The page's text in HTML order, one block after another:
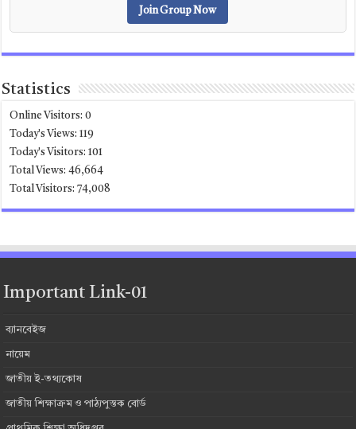
Join Group Now
Statistics
Online Visitors:0
Today's Views:119
Today's Visitors:101
Total Views:46,664
Total Visitors:74,008
Important Link-01
ব্যানবেইজ
নায়েম
জাতীয় ই-তথ্যকোষ
জাতীয় শিক্ষাক্রম ও পাঠ্যপুস্তক বোর্ড